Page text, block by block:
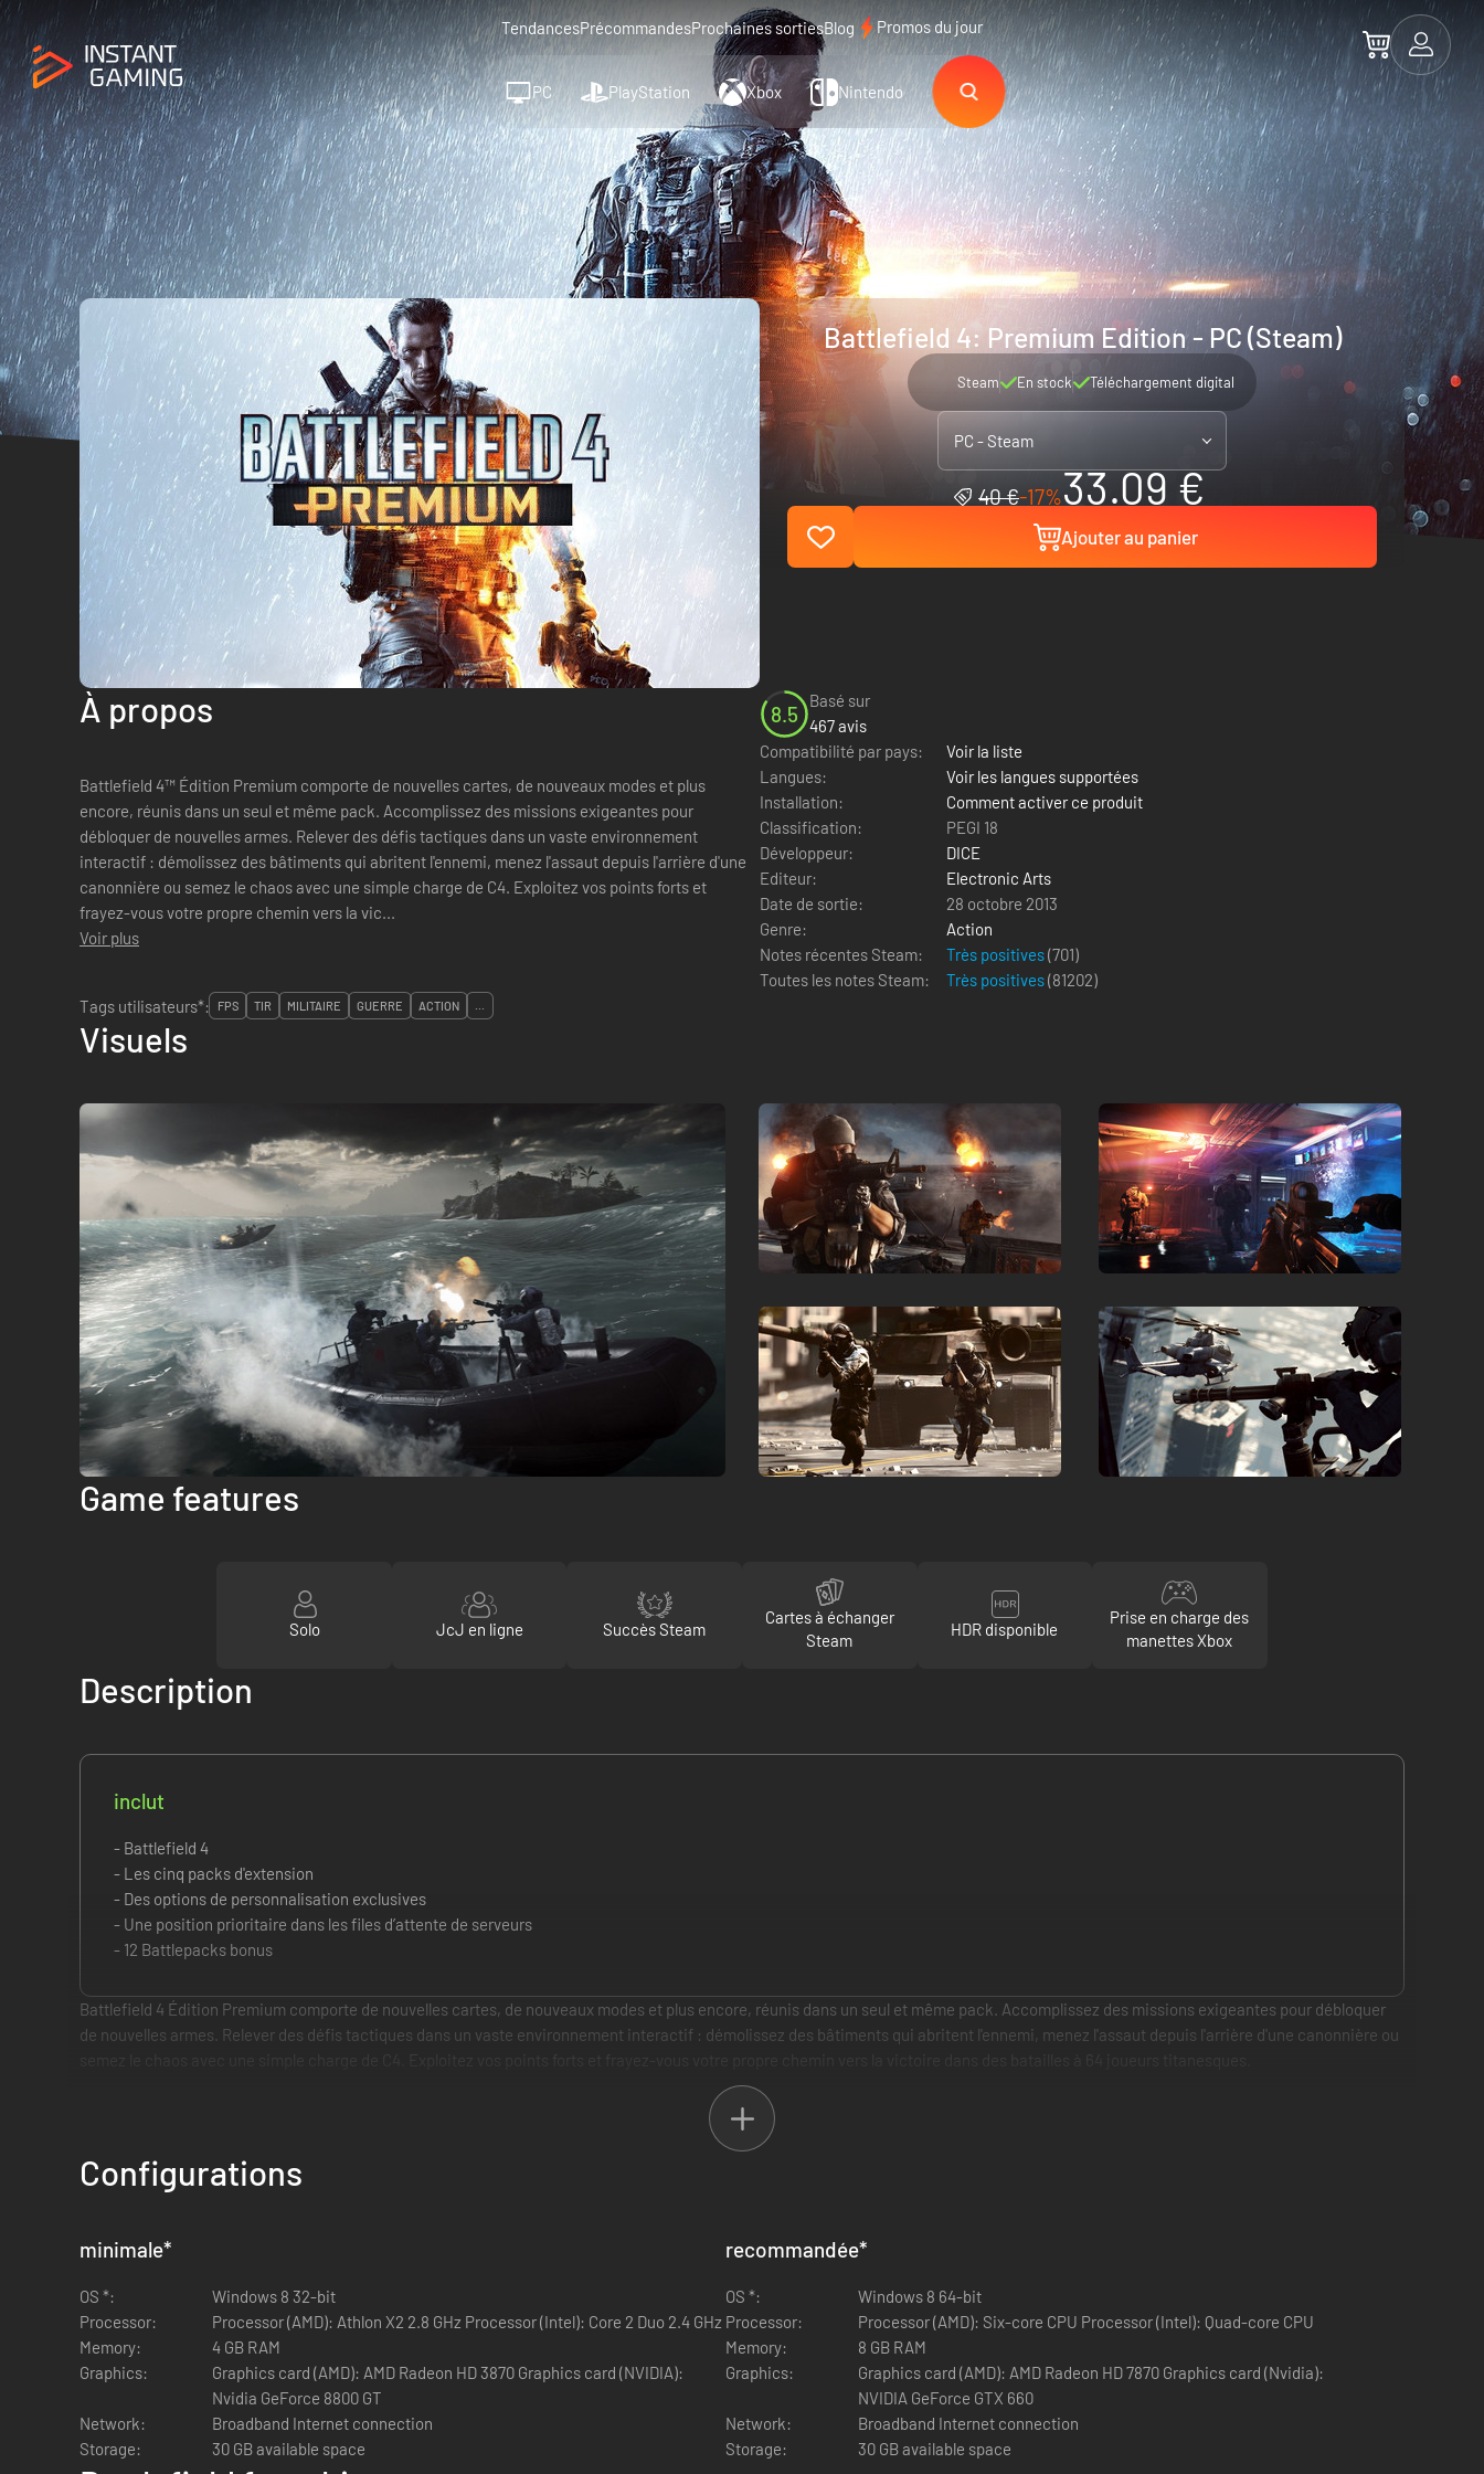
TendancesPrécommandesProchaines sortiesBlog Promos du jour
PC PlayStation Xbox Nintendo
Battlefield 4: Premium Edition - PC (Steam)
Steam En stock Téléchargement digital
PC - Steam
40 €-17%33.09 €
Ajouter au panier
À propos
Battlefield 4™ Édition Premium comporte de nouvelles cartes, de nouveaux modes et plus
encore, réunis dans un seul et même pack. Accomplissez des missions exigeantes pour
débloquer de nouvelles armes. Relever des défis tactiques dans un vaste environnement
interactif : démolissez des bâtiments qui abritent l'ennemi, menez l'assaut depuis l'arrière d'une
canonnière ou semez le chaos avec une simple charge de C4. Exploitez vos points forts et
frayez-vous votre propre chemin vers la vic...
Voir plus
8.5
Basé sur
467 avis
Compatibilité par pays:
Voir la liste
Langues:
Voir les langues supportées
Installation:
Comment activer ce produit
Classification:
PEGI 18
Développeur:
DICE
Editeur:
Electronic Arts
Date de sortie:
28 octobre 2013
Genre:
Action
Notes récentes Steam:
Très positives(701)
Toutes les notes Steam:
Très positives(81202)
Tags utilisateurs*:
FPS TIR MILITAIRE GUERRE ACTION ...
Visuels
Game features
Solo JcJ en ligne Succès Steam
Cartes à échanger
Steam
HDR disponible
Prise en charge des
manettes Xbox
Description
inclut
- Battlefield 4
- Les cinq packs d'extension
- Des options de personnalisation exclusives
- Une position prioritaire dans les files d’attente de serveurs
- 12 Battlepacks bonus
Battlefield 4 Édition Premium comporte de nouvelles cartes, de nouveaux modes et plus encore, réunis dans un seul et même pack. Accomplissez des missions exigeantes pour débloquer
de nouvelles armes. Relever des défis tactiques dans un vaste environnement interactif : démolissez des bâtiments qui abritent l'ennemi, menez l'assaut depuis l'arrière d'une canonnière ou
Champs de bataille dynamiques
Plus de véhicules, plus de liberté
— Prenez le contrôle du champ de bataille avec des dizaines de véhicules allant des hélicoptères aux chasseurs furtifs en passant par les canonnières
et les engins antiaériens. Tous sont conçus pour vous donner l'avantage sur les immenses cartes chaotiques du jeu.
— Dans un contexte de crise internationale, vous devrez évacuer une importante personnalité américaine de Shanghai et lutter pour que votre escouade puisse
rentrer au bercail.
L'Édition Premium comprend :
Configurations
minimale*
OS *:
Windows 8 32-bit
Processor:
Processor (AMD): Athlon X2 2.8 GHz Processor (Intel): Core 2 Duo 2.4 GHz
Memory:
4 GB RAM
Graphics:
Graphics card (AMD): AMD Radeon HD 3870 Graphics card (NVIDIA):
Nvidia GeForce 8800 GT
Network:
Broadband Internet connection
Storage:
30 GB available space
recommandée*
OS *:
Windows 8 64-bit
Processor:
Processor (AMD): Six-core CPU Processor (Intel): Quad-core CPU
Memory:
8 GB RAM
Graphics:
Graphics card (AMD): AMD Radeon HD 7870 Graphics card (Nvidia):
NVIDIA GeForce GTX 660
Network:
Broadband Internet connection
Storage:
30 GB available space